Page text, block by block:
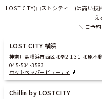
LOST CITY(ロストシティー)は高い
え
＼ ご予
LOST CITY 横浜
神奈川県横浜市西区北幸2-13-1 北原不
045-534-3583
ホットペッパービューティ
Chillin by LOSTCITY